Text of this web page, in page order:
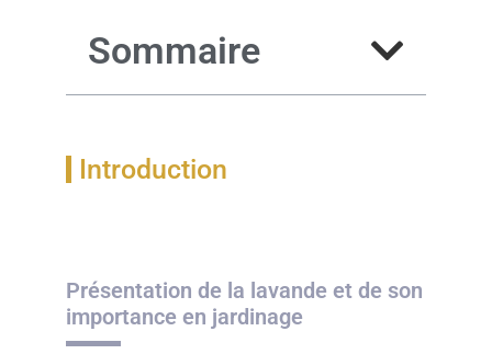
Sommaire
Introduction
Présentation de la lavande et de son
importance en jardinage